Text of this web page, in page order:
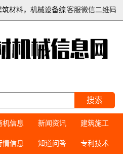
客服微信二维码
材料，机械设备综
搜索
机信息 新闻资讯 建筑施工
情信息 知道问答 专利技术